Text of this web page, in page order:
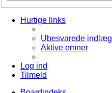
Hurtige links
Ubesvarede indlæg
Aktive emner
Log ind
Tilmeld